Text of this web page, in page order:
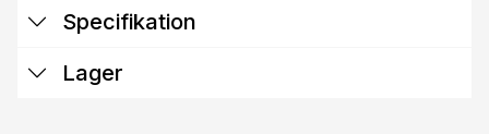
Specifikation
Lager